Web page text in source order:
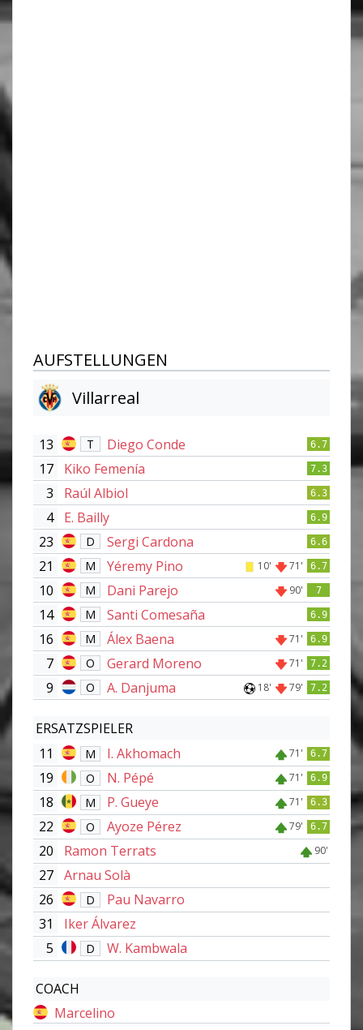
AUFSTELLUNGEN
Villarreal
13 T Diego Conde 6.7
17 Kiko Femenía 7.3
3 Raúl Albiol 6.3
4 E. Bailly 6.9
23 D Sergi Cardona 6.6
21 M Yéremy Pino 10' 71' 6.7
10 M Dani Parejo 90' 7
14 M Santi Comesaña 6.9
16 M Álex Baena 71' 6.9
7 O Gerard Moreno 71' 7.2
9 O A. Danjuma 18' 79' 7.2
ERSATZSPIELER
11
M I. Akhomach 71' 6.7
19 O N. Pépé 71' 6.9
18 M P. Gueye 71' 6.3
22 O Ayoze Pérez 79' 6.7
20 Ramon Terrats 90'
27 Arnau Solà
26
D
Pau Navarro
31
Iker Álvarez
5
D W. Kambwala
COACH
Marcelino